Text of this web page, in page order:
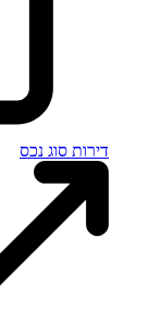
דירות סוג נכס